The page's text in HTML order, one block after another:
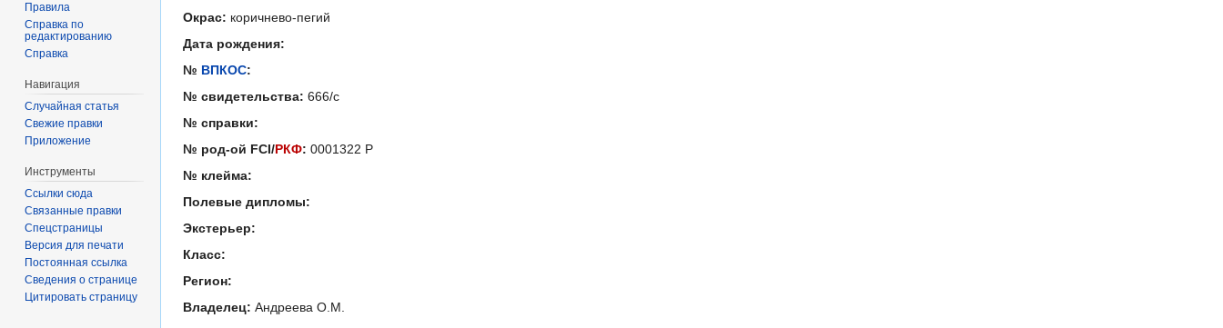
Окрас: коричнево-пегий
Дата рождения:
№ ВПКОС:
№ свидетельства: 666/с
№ справки:
№ род-ой FCI/РКФ: 0001322 Р
№ клейма:
Полевые дипломы:
Экстерьер:
Класс:
Регион:
Владелец: Андреева О.М.
Правила
Справка по
редактированию
Справка
Навигация
Случайная статья
Свежие правки
Приложение
Инструменты
Ссылки сюда
Связанные правки
Спецстраницы
Версия для печати
Постоянная ссылка
Сведения о странице
Цитировать страницу